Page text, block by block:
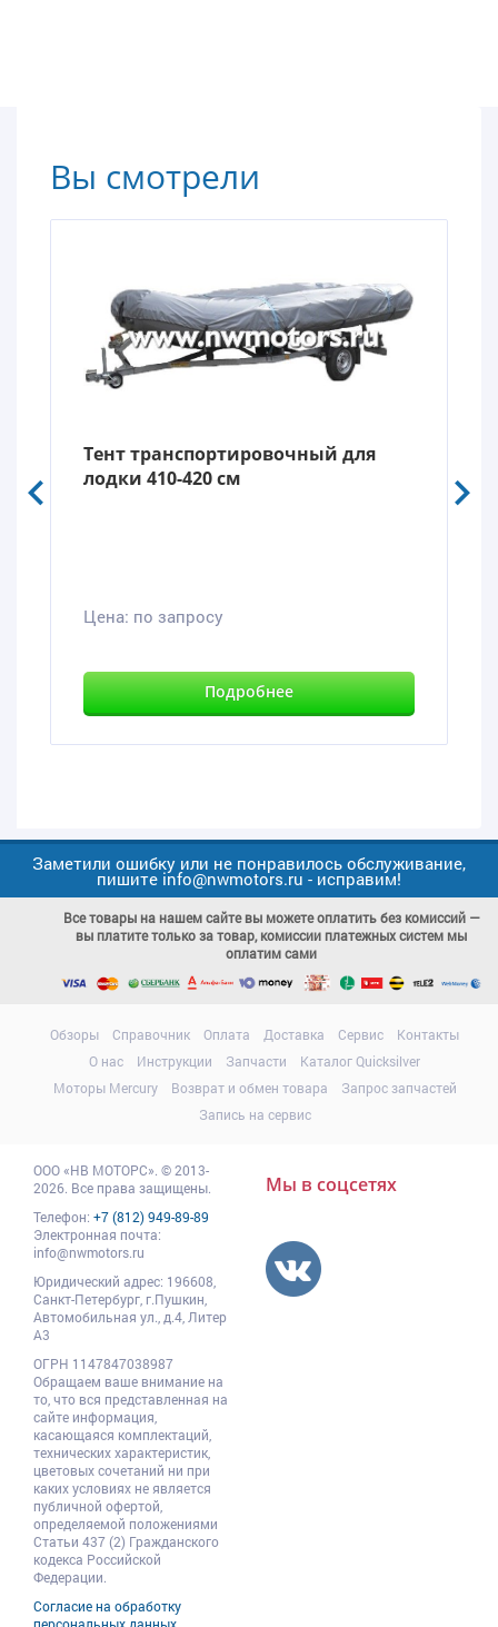
Вы смотрели
Тент транспортировочный для
лодки 410-420 см
Цена: по запросу
Подробнее
Заметили ошибку или не понравилось обслуживание,
пишите info@nwmotors.ru - исправим!
Все товары на нашем сайте вы можете оплатить без комиссий —
вы платите только за товар, комиссии платежных систем мы
оплатим сами
Обзоры Справочник Оплата Доставка Сервис
Контакты
О нас
Инструкции Запчасти
Каталог Quicksilver
Моторы Mercury
Возврат и обмен товара
Запрос запчастей
Запись на сервис
ООО«НВ МОТОРС». © 2013-
2026. Все права защищены.
Телефон: +7 (812) 949-89-89
Электронная почта:
info@nwmotors.ru
Юридический адрес: 196608,
Санкт-Петербург, г.Пушкин,
Автомобильная ул., д.4, Литер
А3
ОГРН 1147847038987
Обращаем ваше внимание на
то, что вся представленная на
сайте информация,
касающаяся комплектаций,
технических характеристик,
цветовых сочетаний ни при
каких условиях не является
публичной офертой,
определяемой положениями
Статьи 437 (2) Гражданского
кодекса Российской
Федерации.
Согласие на обработку
Мы в соцсетях